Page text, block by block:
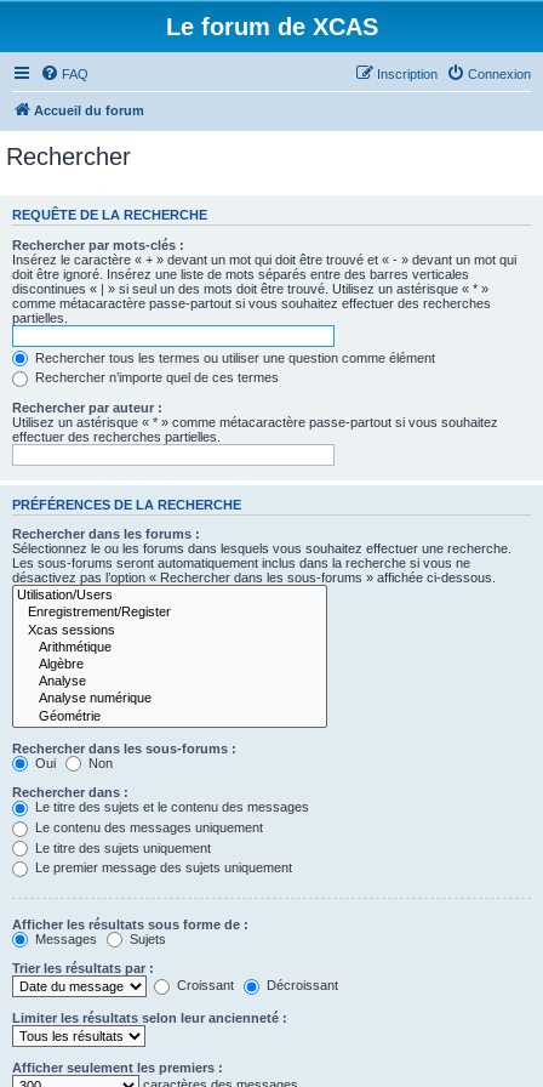
Le forum de XCAS
FAQ Connexion
Inscription
Accueil du forum
Rechercher
REQUÊTE DE LA RECHERCHE
Rechercher par mots-clés :
Insérez le caractère « + » devant un mot qui doit être trouvé et « - » devant un mot qui
doit être ignoré. Insérez une liste de mots séparés entre des barres verticales
discontinues « | » si seul un des mots doit être trouvé. Utilisez un astérisque « * »
comme métacaractère passe-partout si vous souhaitez effectuer des recherches
partielles.
Rechercher tous les termes ou utiliser une question comme élément
Rechercher n’importe quel de ces termes
Rechercher par auteur :
Utilisez un astérisque « * » comme métacaractère passe-partout si vous souhaitez
effectuer des recherches partielles.
PRÉFÉRENCES DE LA RECHERCHE
Rechercher dans les forums :
Sélectionnez le ou les forums dans lesquels vous souhaitez effectuer une recherche.
Les sous-forums seront automatiquement inclus dans la recherche si vous ne
désactivez pas l’option « Rechercher dans les sous-forums » affichée ci-dessous.
Rechercher dans les sous-forums :
Oui
Non
Rechercher dans :
Le titre des sujets et le contenu des messages
Le contenu des messages uniquement
Le titre des sujets uniquement
Le premier message des sujets uniquement
Afficher les résultats sous forme de :
Messages
Sujets
Trier les résultats par :
Croissant
Décroissant
Limiter les résultats selon leur ancienneté :
Afficher seulement les premiers :